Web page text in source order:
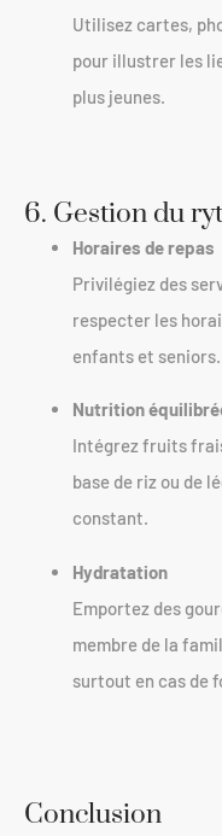
Utilisez cartes,
pour illustrer les
plus jeunes.
6. Gestion du
Horaires de repas
Privilégiez des
respecter les
enfants et seniors.
Nutrition
Intégrez fruits
base de riz ou de
constant.
Hydratation
Emportez des
membre de la
surtout en cas de
Conclusion